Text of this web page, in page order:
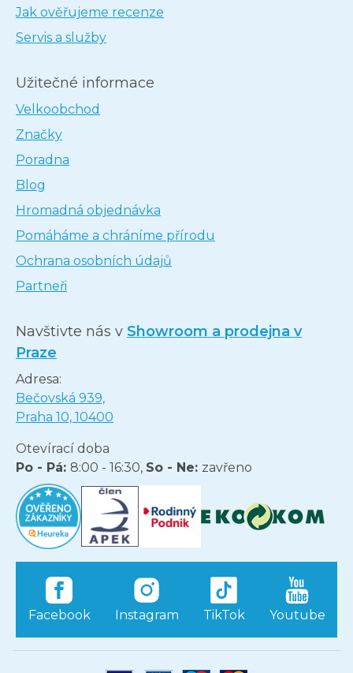
Jak ověřujeme recenze
Servis a služby
Užitečné informace
Velkoobchod
Značky
Poradna
Blog
Hromadná objednávka
Pomáháme a chráníme přírodu
Ochrana osobních údajů
Partneři
Navštivte nás v Showroom a prodejna v
Praze
Adresa:
Bečovská 939,
Praha 10, 10400
Otevírací doba
Po - Pá: 8:00 - 16:30, So - Ne: zavřeno
Facebook Instagram TikTok Youtube